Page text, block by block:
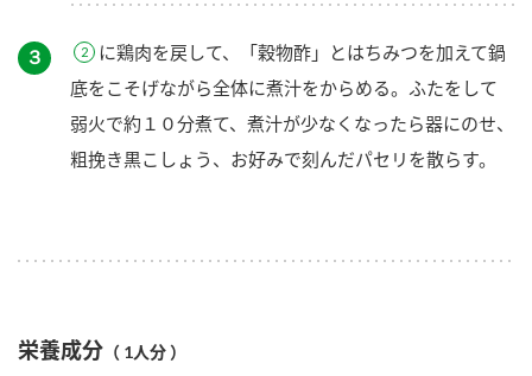
３
に鶏肉を戻して、「穀物酢」とはちみつを加えて鍋
底をこそげながら全体に煮汁をからめる。ふたをして
弱火で約１０分煮て、煮汁が少なくなったら器にのせ、
粗挽き黒こしょう、お好みで刻んだパセリを散らす。
栄養成分 （ 1人分 ）